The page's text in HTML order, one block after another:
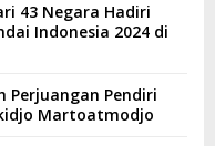
43 Negara Hadiri
Indonesia 2024 di
Perjuangan Pendiri
Martoatmodjo